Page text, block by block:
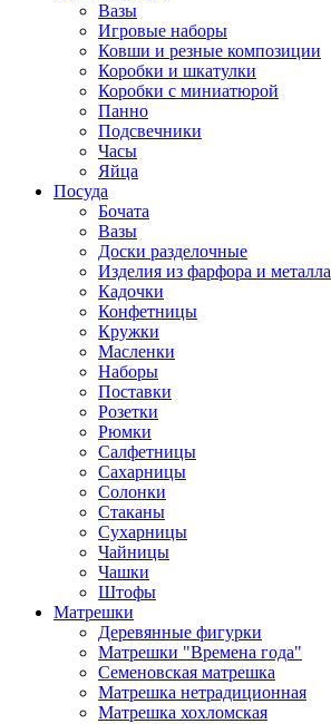
Вазы
Игровые наборы
Ковши и резные композиции
Коробки и шкатулки
Коробки с миниатюрой
Панно
Подсвечники
Часы
Яйца
Посуда
Бочата
Вазы
Доски разделочные
Изделия из фарфора и металла
Кадочки
Конфетницы
Кружки
Масленки
Наборы
Поставки
Розетки
Рюмки
Салфетницы
Сахарницы
Солонки
Стаканы
Сухарницы
Чайницы
Чашки
Штофы
Матрешки
Деревянные фигурки
Матрешки "Времена года"
Семеновская матрешка
Матрешка нетрадиционная
Матрешка хохломская